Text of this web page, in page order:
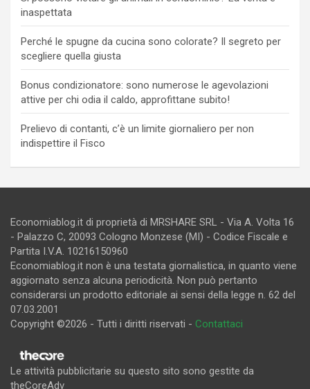
inaspettata
Perché le spugne da cucina sono colorate? Il segreto per
scegliere quella giusta
Bonus condizionatore: sono numerose le agevolazioni
attive per chi odia il caldo, approfittane subito!
Prelievo di contanti, c’è un limite giornaliero per non
indispettire il Fisco
Economiablog.it di proprietà di MRSHARE SRL - Via A. Volta 16
- Palazzo C, 20093 Cologno Monzese (MI) - Codice Fiscale e
Partita I.V.A. 10216150960
Economiablog.it non è una testata giornalistica, in quanto viene
aggiornato senza alcuna periodicità. Non può pertanto
considerarsi un prodotto editoriale ai sensi della legge n. 62 del
07.03.2001
Copyright ©2026 - Tutti i diritti riservati - Contattaci
Le attività pubblicitarie su questo sito sono gestite da
theCoreAdv